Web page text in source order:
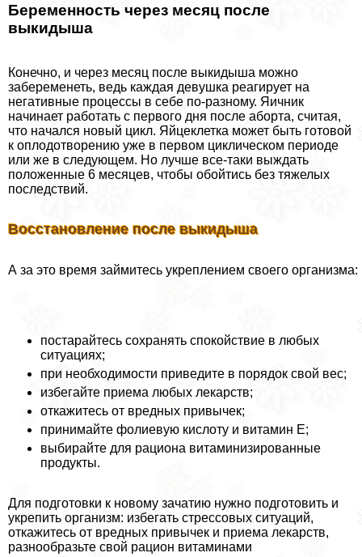
Беременность через месяц после
выкидыша
Конечно, и через месяц после выкидыша можно
забеременеть, ведь каждая дeвyшка реагирует на
негативные процессы в себе по-разному. Яичник
начинает работать с первого дня после aбopта, считая,
что начался новый цикл. Яйцеклетка может быть готовой
к оплодотворению уже в первом циклическом периоде
или же в следующем. Но лучше все-таки выждать
положенные 6 месяцев, чтобы обойтись без тяжелых
последствий.
Восстановление после выкидыша
А за это время займитесь укреплением своего организма:
постарайтесь сохранять спокойствие в любых
ситуациях;
при необходимости приведите в порядок свой вес;
избегайте приема любых лекарств;
откажитесь от вредных привычек;
принимайте фолиевую кислоту и витамин Е;
выбирайте для рациона витаминизированные
продукты.
Для подготовки к новому зачатию нужно подготовить и
укрепить организм: избегать стрессовых ситуаций,
откажитесь от вредных привычек и приема лекарств,
разнообразьте свой рацион витаминами